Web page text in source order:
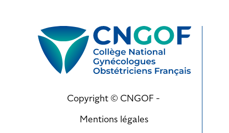
Copyright © CNGOF -
Mentions légales